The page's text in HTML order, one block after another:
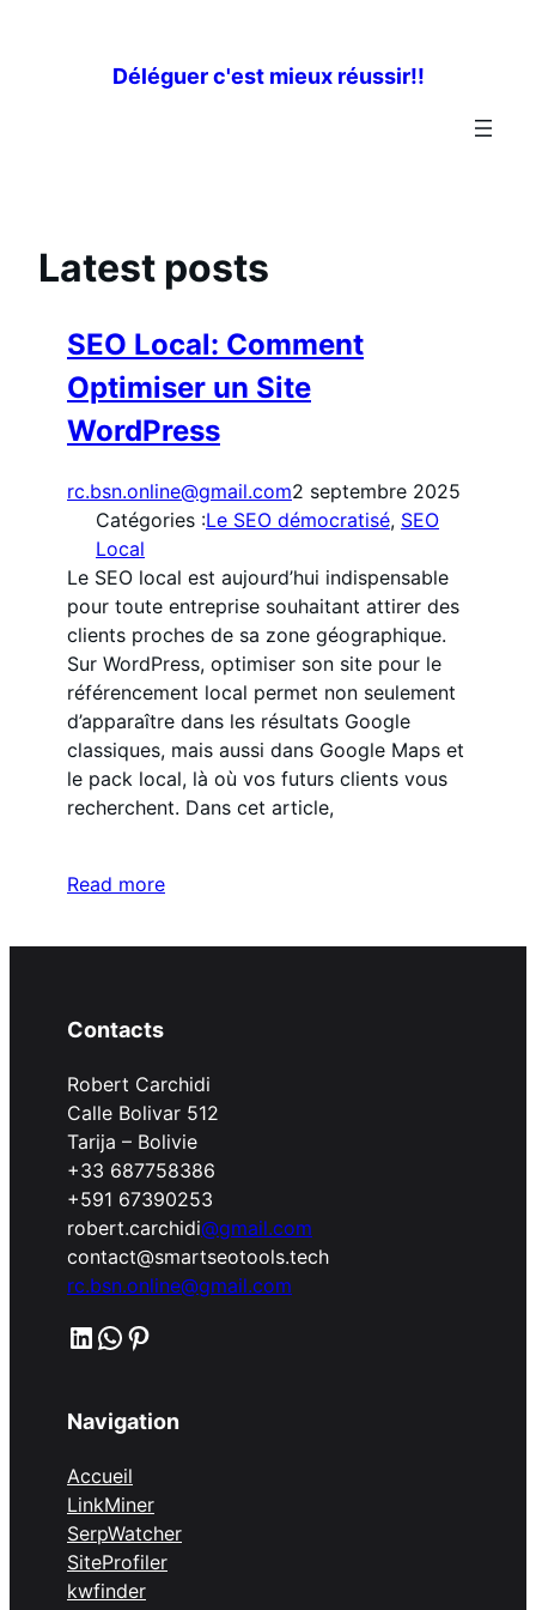
Déléguer c'est mieux réussir!!
Latest posts
SEO Local: Comment
Optimiser un Site
WordPress
rc.bsn.online@gmail.com2 septembre 2025
Catégories :Le SEO démocratisé, SEO
Local
Le SEO local est aujourd’hui indispensable
pour toute entreprise souhaitant attirer des
clients proches de sa zone géographique.
Sur WordPress, optimiser son site pour le
référencement local permet non seulement
d’apparaître dans les résultats Google
classiques, mais aussi dans Google Maps et
le pack local, là où vos futurs clients vous
recherchent. Dans cet article,
Read more
Contacts
Robert Carchidi
Calle Bolivar 512
Tarija – Bolivie
+33 687758386
+591 67390253
robert.carchidi@gmail.com
contact@smartseotools.tech
rc.bsn.online@gmail.com
LinkedIn WhatsApp Pinterest
Navigation
Accueil
LinkMiner
SerpWatcher
SiteProfiler
kwfinder